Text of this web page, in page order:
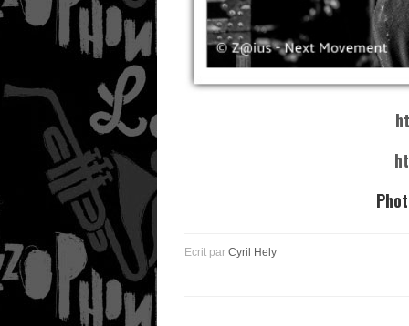
Ecrit par Cyril Hely